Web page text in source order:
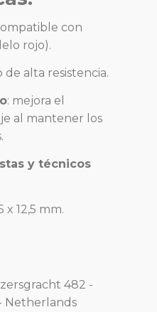
con
rojo).
de alta resistencia.
: mejora el
al mantener los
y técnicos
x 12,5 mm.
482 -
Netherlands